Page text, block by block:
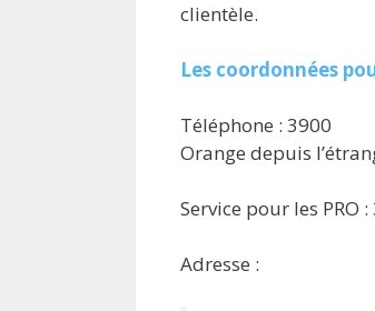
clientèle.
Les coordonnées
Téléphone : 3900
Orange depuis
Service pour les PRO :
Adresse :